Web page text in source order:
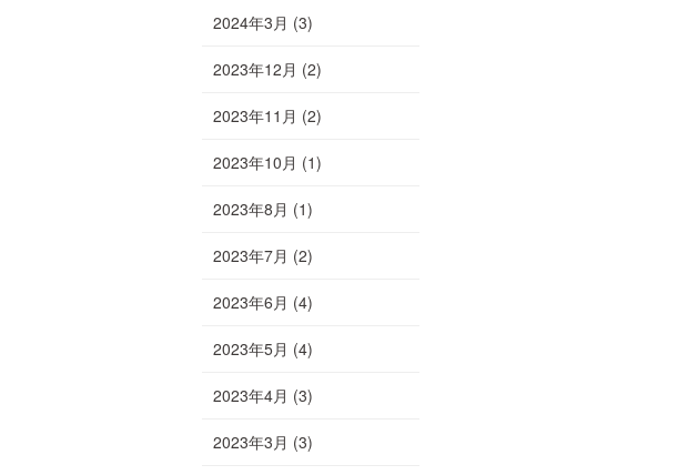
2024年3月 (3)
2023年12月 (2)
2023年11月 (2)
2023年10月 (1)
2023年8月 (1)
2023年7月 (2)
2023年6月 (4)
2023年5月 (4)
2023年4月 (3)
2023年3月 (3)